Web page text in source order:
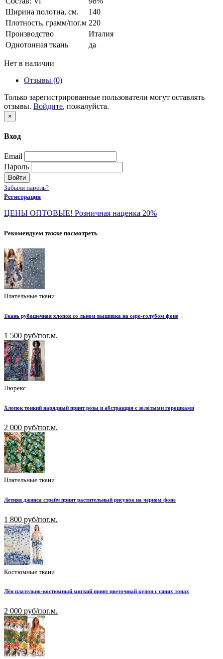
Ширина полотна, см.
140
Плотность, грамм/пог.м 220
Производство
Италия
Однотонная ткань
да
Нет в наличии
Отзывы (0)
Только зарегистрированные пользователи могут оставлять
отзывы. Войдите, пожалуйста.
×
Вход
Email
Пароль
Войти
Забыли пароль?
Регистрация
ЦЕНЫ ОПТОВЫЕ! Розничная наценка 20%
Рекомендуем также посмотреть
Плательные ткани
Ткань рубашечная хлопок со льном вышивка на серо-голубом фоне
1 500 руб/пог.м.
Люрекс
Хлопок тонкий нарядный принт розы и абстракция с золотыми горошками
2 000 руб/пог.м.
Плательные ткани
Летняя джинса стрейч принт растительный рисунок на черном фоне
1 800 руб/пог.м.
Костюмные ткани
Лён плательно-костюмный мягкий принт цветочный купон с синих тонах
2 000 руб/пог.м.